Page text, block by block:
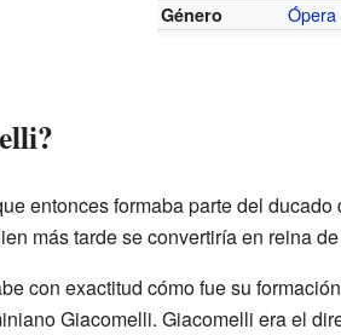
Género Ópera
entonces formaba parte del ducado
más tarde se convertiría en reina
con exactitud cómo fue su
Giacomelli. Giacomelli era el